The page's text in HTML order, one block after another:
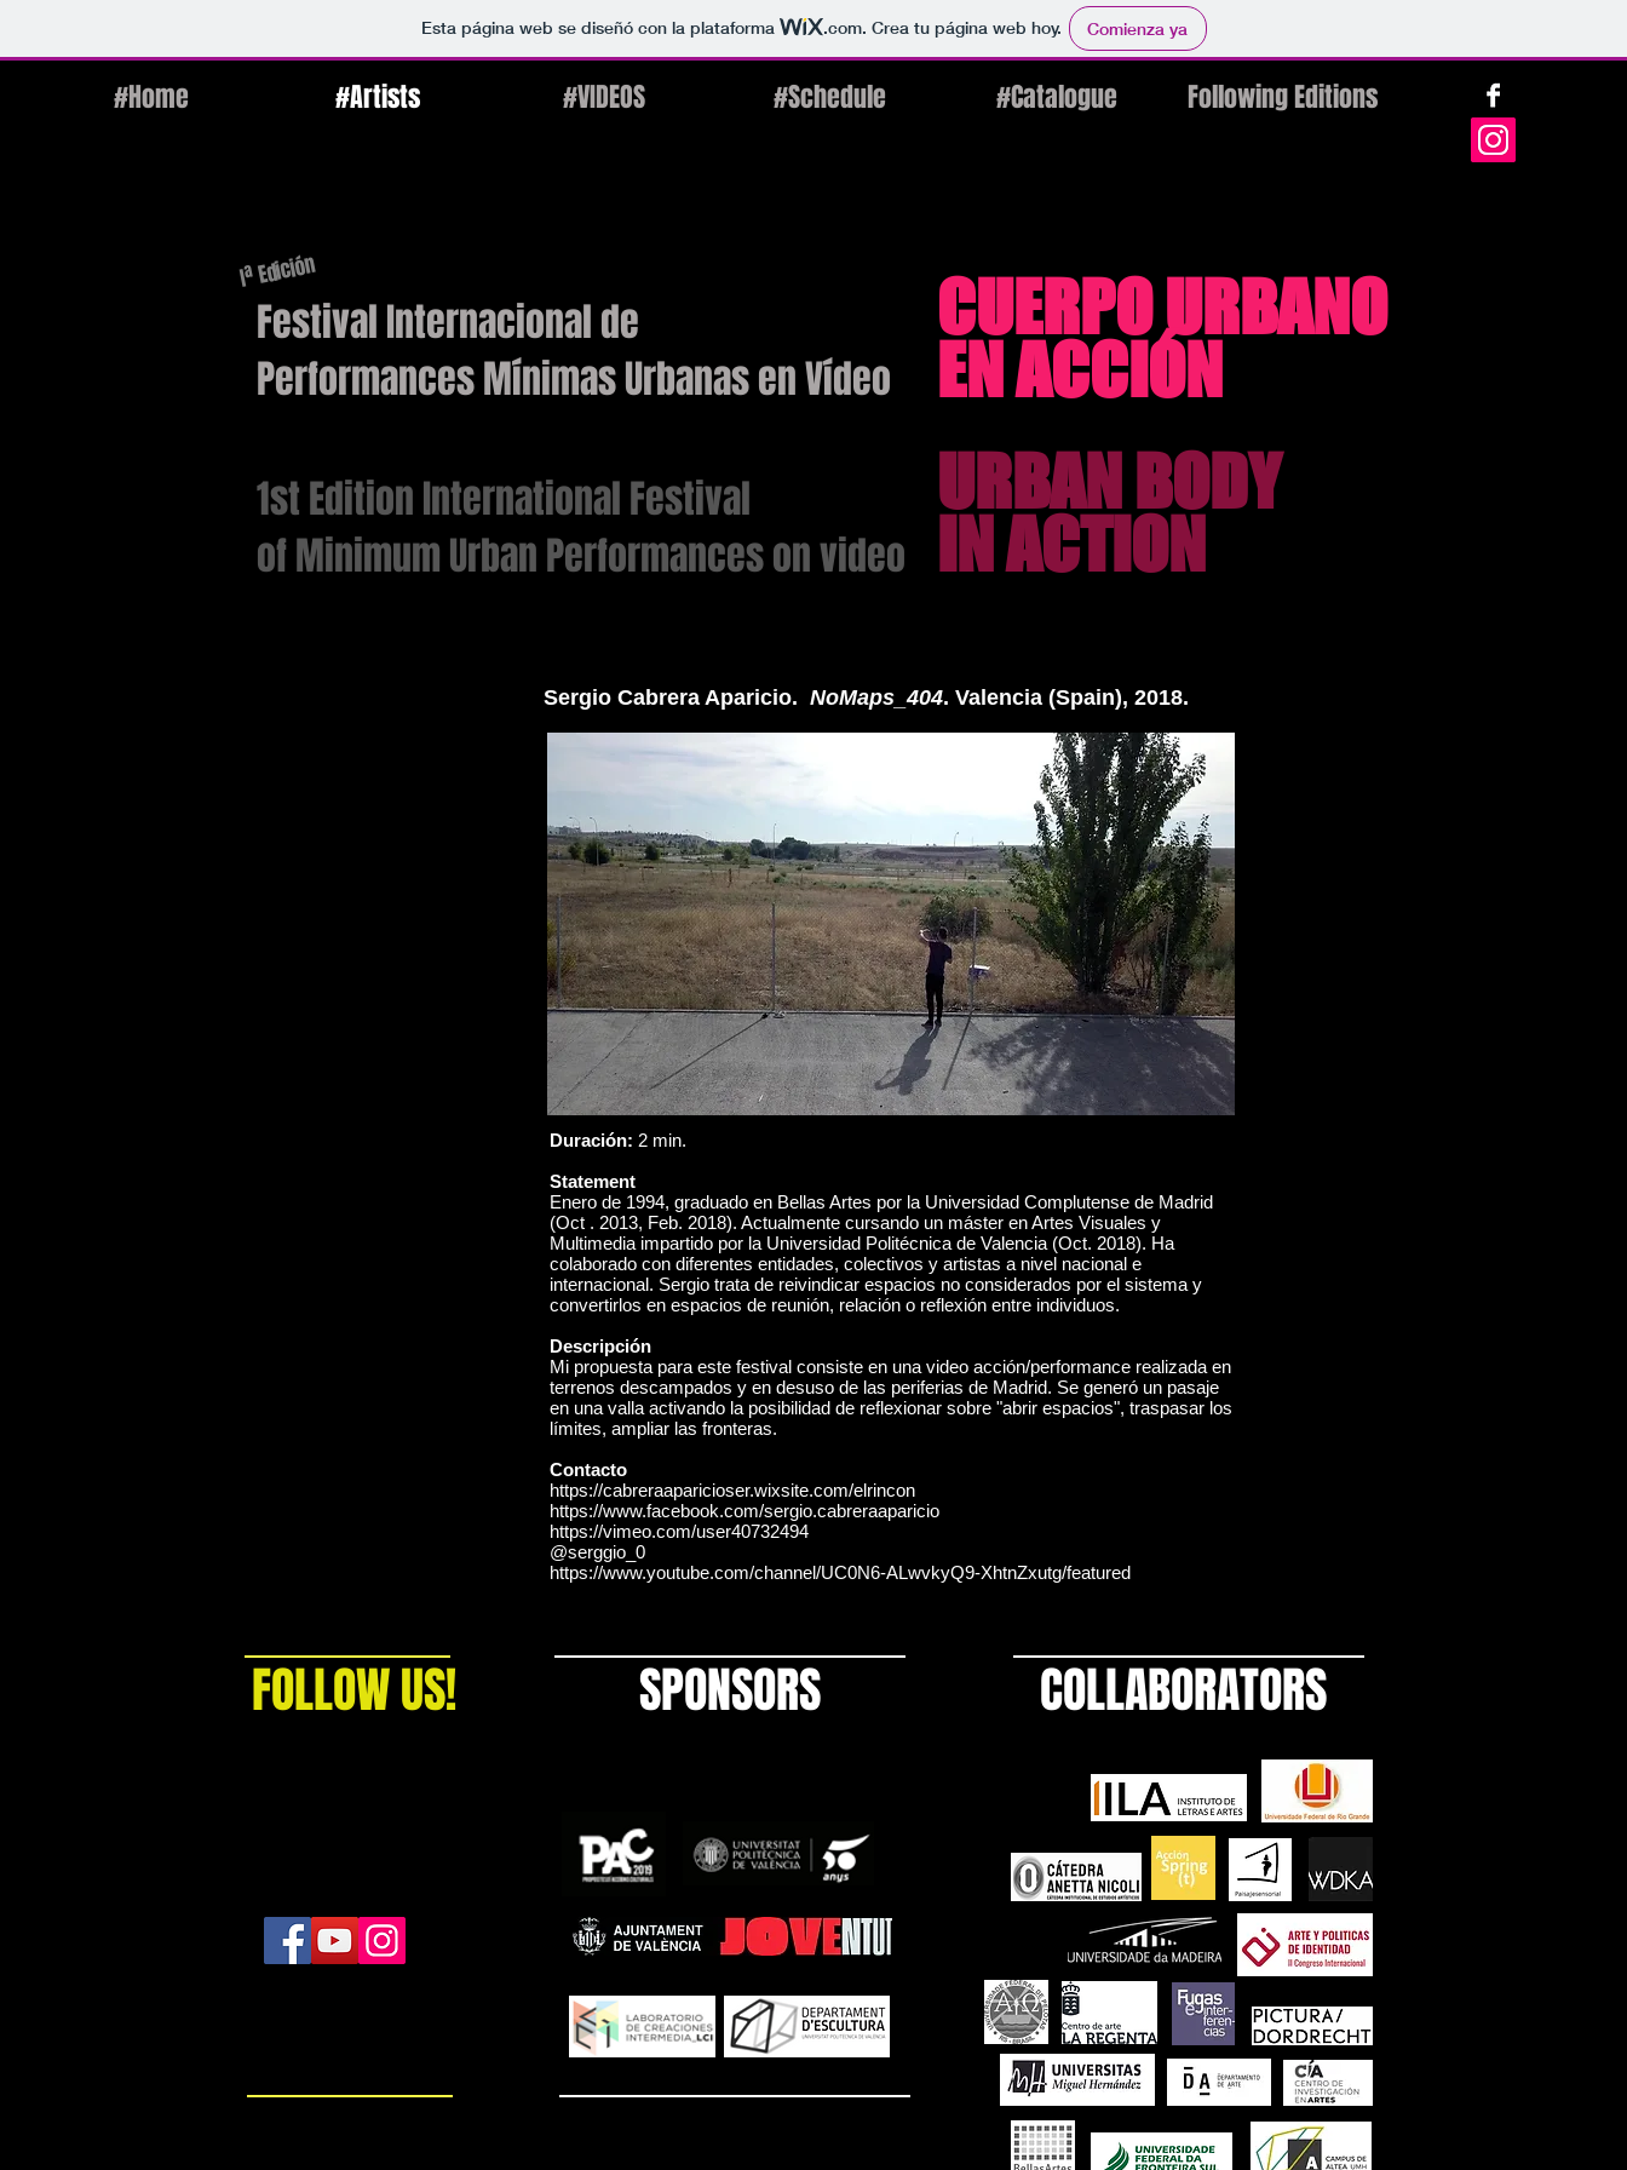
Esta página web se diseñó con la plataforma .com. Crea tu página web hoy. Comienza ya
#Home #Artists #VIDEOS #Schedule #Catalogue Following Editions
Iª Edición
Festival Internacional de
Performances Mínimas Urbanas en Vídeo
CUERPO URBANO
EN ACCIÓN
URBAN BODY
IN ACTION
1st Edition International Festival
of Minimum Urban Performances on video
Sergio Cabrera Aparicio. NoMaps_404. Valencia (Spain), 2018.
Duración: 2 min.
Statement
Enero de 1994, graduado en Bellas Artes por la Universidad Complutense de Madrid
(Oct . 2013, Feb. 2018). Actualmente cursando un máster en Artes Visuales y
Multimedia impartido por la Universidad Politécnica de Valencia (Oct. 2018). Ha
colaborado con diferentes entidades, colectivos y artistas a nivel nacional e
internacional. Sergio trata de reivindicar espacios no considerados por el sistema y
convertirlos en espacios de reunión, relación o reflexión entre individuos.
Descripción
Mi propuesta para este festival consiste en una video acción/performance realizada en
terrenos descampados y en desuso de las periferias de Madrid. Se generó un pasaje
en una valla activando la posibilidad de reflexionar sobre "abrir espacios", traspasar los
límites, ampliar las fronteras.
Contacto
https://cabreraaparicioser.wixsite.com/elrincon
https://www.facebook.com/sergio.cabreraaparicio
https://vimeo.com/user40732494
@serggio_0
https://www.youtube.com/channel/UC0N6-ALwvkyQ9-XhtnZxutg/featured
FOLLOW US! SPONSORS COLLABORATORS